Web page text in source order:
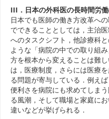
III．日本の外科医の長時間労
日本でも医師の働き方改革へ
でできることとしては，主治
へのタスクシフト，他診療科
ような「病院の中での取り組
方を根本から変えることは難
は，医療制度，さらには医療
る問題が寄与している．例え
便利さを病院にも求めてしま
る風潮，そして職場と家庭に
違いなどが挙げられる．